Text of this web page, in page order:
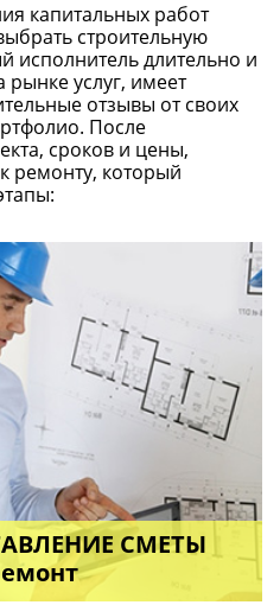
капитальных работ
строительную
исполнитель длительно и
услуг, имеет
отзывы от своих
После
сроков и цены,
ремонту, который
СМЕТЫ